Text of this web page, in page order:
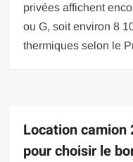
privées affichent
ou G, soit environ 8
thermiques selon le
Location camion
pour choisir le